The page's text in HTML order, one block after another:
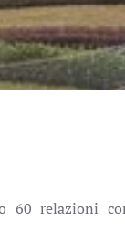
60 relazioni